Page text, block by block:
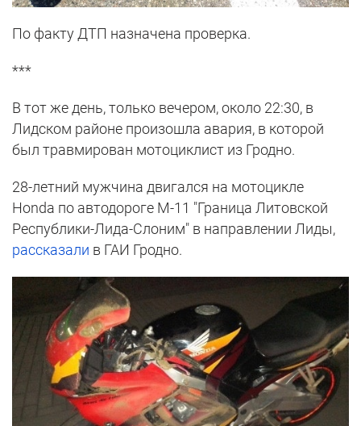
По факту ДТП назначена проверка.
***
В тот же день, только вечером, около 22:30, в
Лидском районе произошла авария, в которой
был травмирован мотоциклист из Гродно.
28-летний мужчина двигался на мотоцикле
Honda по автодороге М-11 "Граница Литовской
Республики-Лида-Слоним" в направлении Лиды,
рассказали в ГАИ Гродно.